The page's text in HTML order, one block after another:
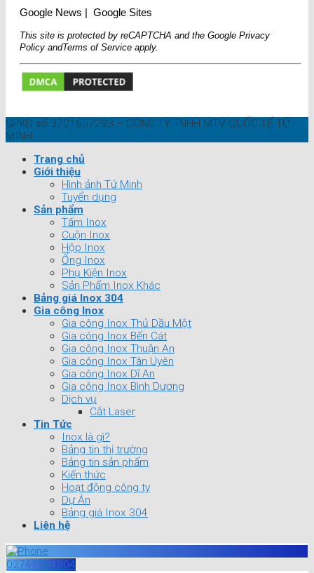
Google News | Google Sites
This site is protected by reCAPTCHA and the Google Privacy
Policy andTerms of Service apply.
GPKD số 3701657293 – CÔNG TY TNHH MTV QUỐC TẾ TỨ
MINH
Trang chủ
Giới thiệu
Hình ảnh Tứ Minh
Tuyển dụng
Sản phẩm
Tấm Inox
Cuộn Inox
Hộp Inox
Ống Inox
Phụ Kiện Inox
Sản Phẩm Inox Khác
Bảng giá Inox 304
Gia công Inox
Gia công Inox Thủ Dầu Một
Gia công Inox Bến Cát
Gia công Inox Thuận An
Gia công Inox Tân Uyên
Gia công Inox Dĩ An
Gia công Inox Bình Dương
Dịch vụ
Cắt Laser
Tin Tức
Inox là gì?
Bảng tin thị trường
Bảng tin sản phẩm
Kiến thức
Hoạt động công ty
Dự Án
Bảng giá Inox 304
Liên hệ
02747304304